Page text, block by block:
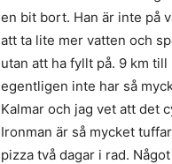
en bit bort. Han är inte på
att ta lite mer vatten och
utan att ha fyllt på. 9 km
egentligen inte har så
Kalmar och jag vet att det
Ironman är så mycket
pizza två dagar i rad.